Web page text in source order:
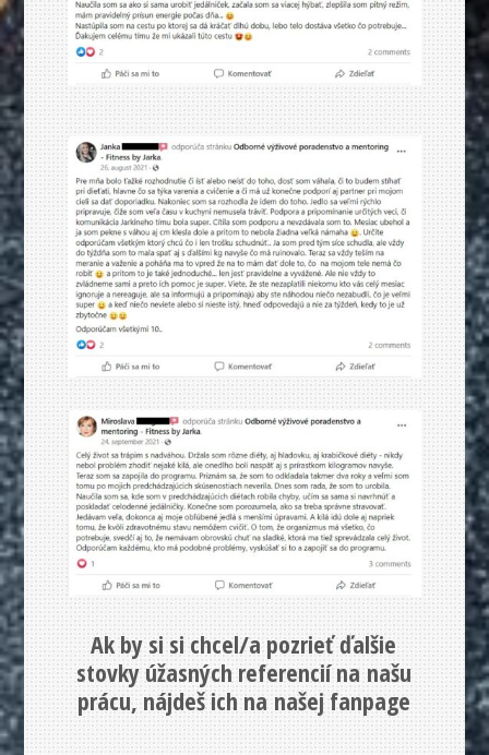
Ak by si si chcel/a pozrieť ďalšie
stovky úžasných referencií na našu
prácu, nájdeš ich na našej fanpage